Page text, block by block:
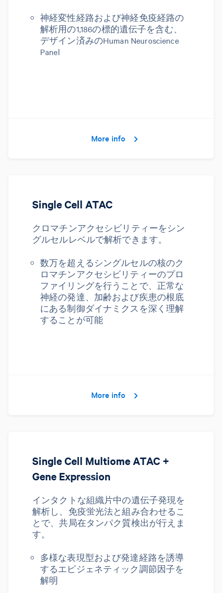
神経変性経路および神経免疫経路の
解析用の1,186の標的遺伝子を含む、
デザイン済みのHuman Neuroscience
Panel
More info
Single Cell ATAC
クロマチンアクセシビリティーをシン
グルセルレベルで解析できます。
数万を超えるシングルセルの核のク
ロマチンアクセシビリティーのプロ
ファイリングを行うことで、正常な
神経の発達、加齢および疾患の根底
にある制御ダイナミクスを深く理解
することが可能
More info
Single Cell Multiome ATAC +
Gene Expression
インタクトな組織片中の遺伝子発現を
解析し、免疫蛍光法と組み合わせるこ
とで、共局在タンパク質検出が行えま
す。
多様な表現型および発達経路を誘導
するエピジェネティック調節因子を
解明